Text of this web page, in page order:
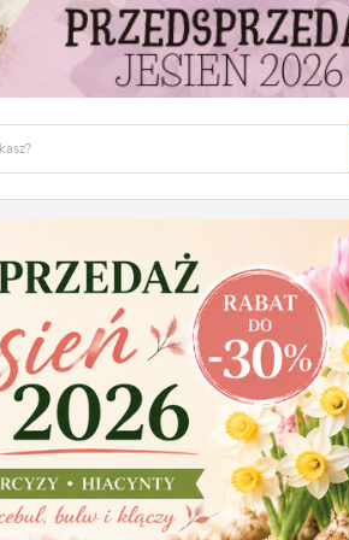
SIĘ
Zapomniałem hasła